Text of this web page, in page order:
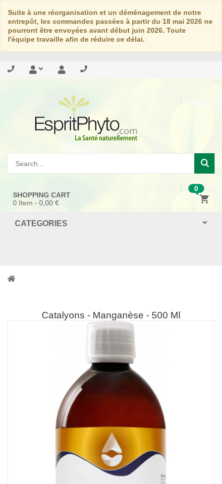
Suite à une réorganisation et un déménagement de notre
entrepôt, les commandes passées à partir du 18 mai 2026 ne
pourront être envoyées avant début juin 2026. Toute
l'équipe travaille afin de réduire ce délai.
0
SHOPPING CART
0 Item - 0,00 €
CATEGORIES
Catalyons - Manganèse - 500 Ml